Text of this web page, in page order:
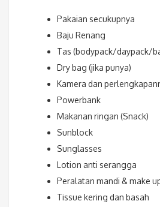
Pakaian secukupnya
Baju Renang
Tas (bodypack/daypack/
Dry bag (jika punya)
Kamera dan
Powerbank
Makanan ringan (Snack)
Sunblock
Sunglasses
Lotion anti serangga
Peralatan mandi & make
Tissue kering dan basah